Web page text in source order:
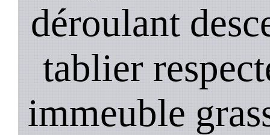
déroulant
tablier
immeuble